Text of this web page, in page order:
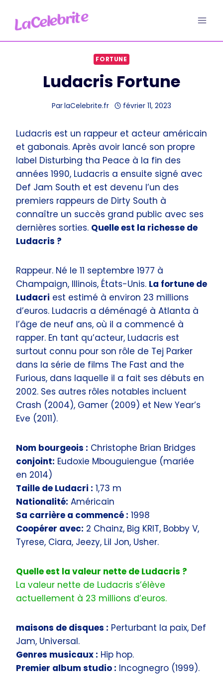
contenu
FORTUNE
Ludacris Fortune
ParlaCelebrite.fr février 11, 2023
Ludacris est un rappeur et acteur américain
et gabonais. Après avoir lancé son propre
label Disturbing tha Peace à la fin des
années 1990, Ludacris a ensuite signé avec
Def Jam South et est devenu l’un des
premiers rappeurs de Dirty South à
connaître un succès grand public avec ses
dernières sorties. Quelle est la richesse de
Ludacris ?
Rappeur. Né le 11 septembre 1977 à
Champaign, Illinois, États-Unis. La fortune de
Ludacri est estimé à environ 23 millions
d’euros. Ludacris a déménagé à Atlanta à
l’âge de neuf ans, où il a commencé à
rapper. En tant qu’acteur, Ludacris est
surtout connu pour son rôle de Tej Parker
dans la série de films The Fast and the
Furious, dans laquelle il a fait ses débuts en
2002. Ses autres rôles notables incluent
Crash (2004), Gamer (2009) et New Year’s
Eve (2011).
Nom bourgeois : Christophe Brian Bridges
conjoint: Eudoxie Mbouguiengue (mariée
en 2014)
Taille de Ludacri : 1,73 m
Nationalité: Américain
Sa carrière a commencé : 1998
Coopérer avec: 2 Chainz, Big KRIT, Bobby V,
Tyrese, Ciara, Jeezy, Lil Jon, Usher.
Quelle est la valeur nette de Ludacris ?
La valeur nette de Ludacris s’élève
actuellement à 23 millions d’euros.
maisons de disques : Perturbant la paix, Def
Jam, Universal.
Genres musicaux : Hip hop.
Premier album studio : Incognegro (1999).